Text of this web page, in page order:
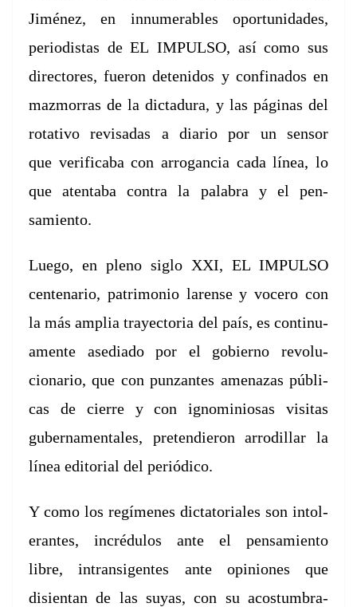
Jiménez, en innu­mer­ables opor­tu­nidades,
peri­odis­tas de EL IMPULSO, así como sus
direc­tores, fueron detenidos y con­fi­na­dos en
maz­mor­ras dela dic­tadu­ra, y las pági­nas del
rota­ti­vo revisadas a diario por un sen­sor
que ver­i­fi­ca­ba con arro­gan­cia cada línea, lo
que atenta­ba con­tra la pal­abra y el pen­
samien­to.
Luego, en pleno siglo XXI, EL IMPULSO
cen­te­nario, pat­ri­mo­nio larense y vocero con
la más ampliatrayec­to­ria del país, es con­tin­u­
a­mente ase­di­a­do por el gob­ier­no rev­olu­
cionario,que con pun­zantes ame­nazas públi­
cas de cierre y con igno­min­iosas vis­i­tas
guber­na­men­tales, pre­tendieron arrodil­lar la
línea edi­to­r­i­al del periódico.
Y como los regímenes dic­ta­to­ri­ales son intol­
er­antes, incré­du­los ante el pen­samien­to
libre,intran­si­gentes ante opin­iones que
disien­tan de las suyas, con su acos­tum­bra­